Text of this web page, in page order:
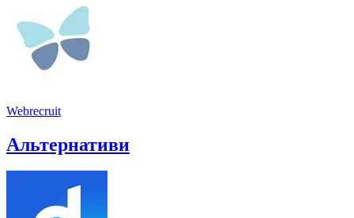
Webrecruit
Альтернативи